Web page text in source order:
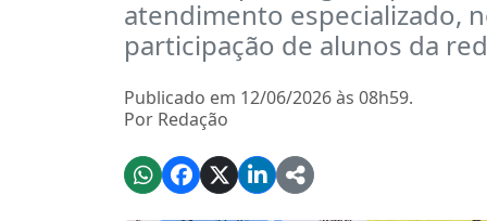
atendimento especializado,
participação de alunos da
Publicado em 12/06/2026 às 08h59.
Por Redação